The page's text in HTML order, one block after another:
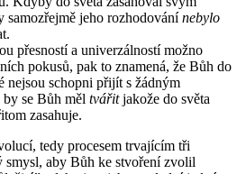
samozřejmě jeho rozhodovánínebylo
přesností a univerzálností možno
pokusů, pak to znamená, že Bůh do
nejsou schopni přijít s žádným
se Bůh měl tvářitjakože do světa
zasahuje.
tedy procesem trvajícím tři
smysl, aby Bůh ke stvoření zvolil